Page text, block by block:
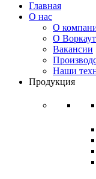
Главная
О нас
О
О
Вакансии
Наши
Продукция